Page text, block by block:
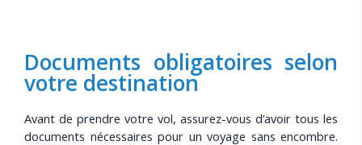
Documents obligatoires selon
votre destination
Avant de prendre votre vol, assurez-vous d’avoir tous les
documents nécessaires pour un voyage sans encombre.